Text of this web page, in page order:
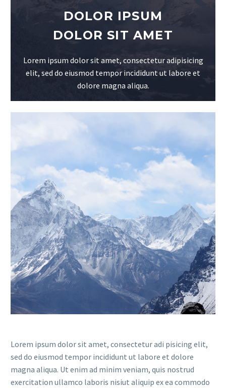
DOLOR IPSUM
DOLOR SIT AMET
Lorem ipsum dolor sit amet, consectetur adipisicing
elit, sed do eiusmod tempor incididunt ut labore et
dolore magna aliqua.
Lorem ipsum dolor sit amet, consectetur adi pisicing elit,
sed do eiusmod tempor incididunt ut labore et dolore
magna aliqua. Ut enim ad minim veniam, quis nostrud
exercitation ullamco laboris nisiut aliquip ex ea commodo